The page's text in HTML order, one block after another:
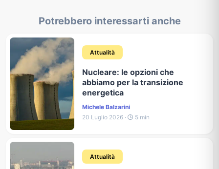
Potrebbero interessarti anche
Attualità
Nucleare: le opzioni che
abbiamo per la transizione
energetica
Michele Balzarini
20 Luglio 2026 ·
5 min
Attualità